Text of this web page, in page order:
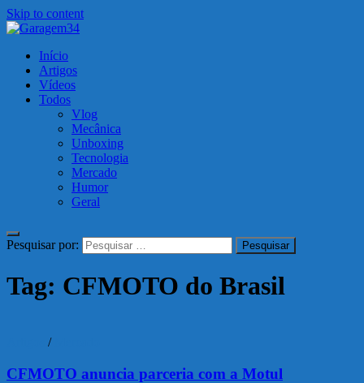
Skip to content
Garagem34
Motos, carros, tecnologia e muito mais!
Início
Artigos
Vídeos
Todos
Vlog
Mecânica
Unboxing
Tecnologia
Mercado
Humor
Geral
Pesquisar por:
Tag: CFMOTO do Brasil
/
CFMOTO anuncia parceria com a Motul